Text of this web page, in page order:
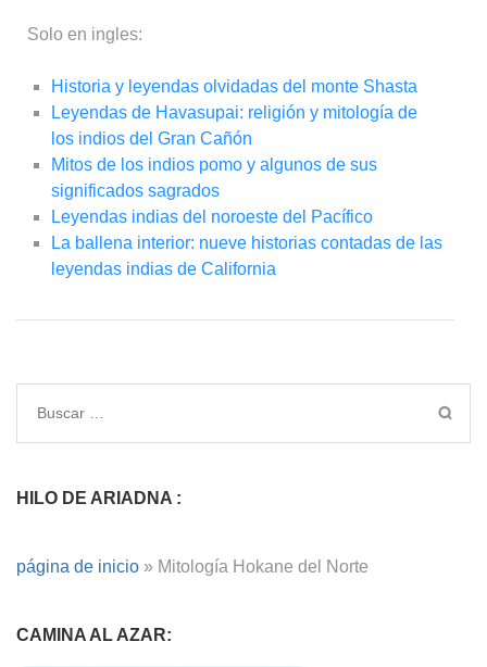
Solo en ingles:
Historia y leyendas olvidadas del monte Shasta
Leyendas de Havasupai: religión y mitología de
los indios del Gran Cañón
Mitos de los indios pomo y algunos de sus
significados sagrados
Leyendas indias del noroeste del Pacífico
La ballena interior: nueve historias contadas de las
leyendas indias de California
HILO DE ARIADNA :
página de inicio » Mitología Hokane del Norte
CAMINA AL AZAR: